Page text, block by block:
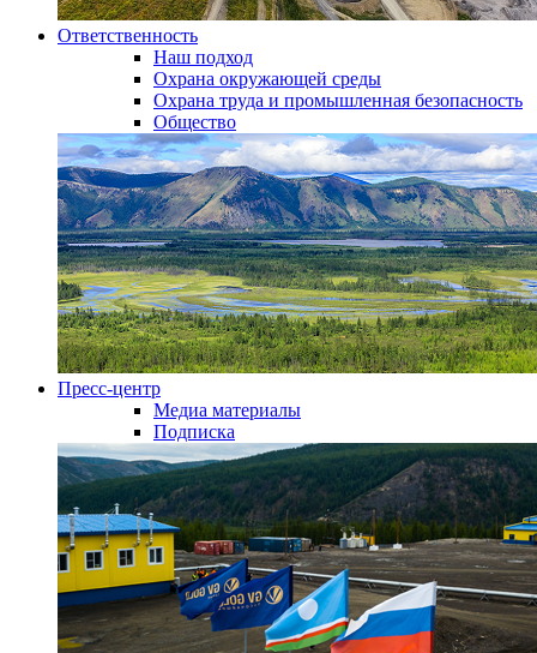
Ответственность
Наш подход
Охрана окружающей среды
Охрана труда и промышленная безопасность
Общество
Пресс-центр
Медиа материалы
Подписка